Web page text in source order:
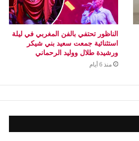
الناظور تحتفي بالفن المغربي في ليلة
استثنائية جمعت سعيد بني شيكر
ورشيدة طلال ووليد الرحماني
منذ 6 أيام